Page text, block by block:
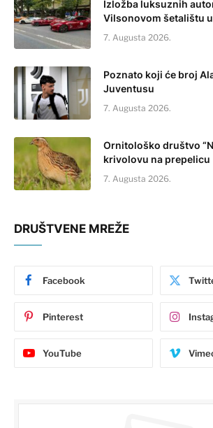
Izložba luksuznih
Vilsonovom šetalištu
7. Augusta 2026.
Poznato koji će broj
Juventusu
7. Augusta 2026.
Ornitološko društvo
krivolovu na prepelicu
7. Augusta 2026.
DRUŠTVENE MREŽE
Facebook
Pinterest
YouTube